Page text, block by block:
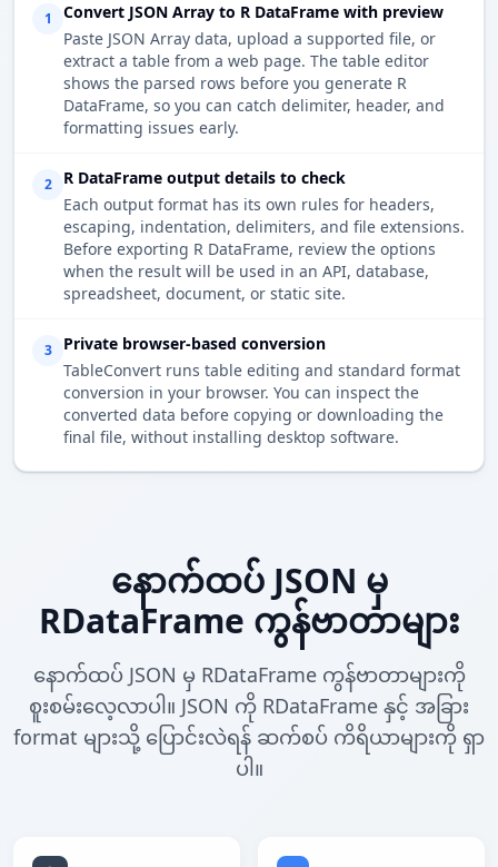
1
Convert JSON Array to R DataFrame with preview
Paste JSON Array data, upload a supported file, or
extract a table from a web page. The table editor
shows the parsed rows before you generate R
DataFrame, so you can catch delimiter, header, and
formatting issues early.
2
R DataFrame output details to check
Each output format has its own rules for headers,
escaping, indentation, delimiters, and file extensions.
Before exporting R DataFrame, review the options
when the result will be used in an API, database,
spreadsheet, document, or static site.
3
Private browser-based conversion
TableConvert runs table editing and standard format
conversion in your browser. You can inspect the
converted data before copying or downloading the
final file, without installing desktop software.
နောက်ထပ် JSON မှ
RDataFrame ကွန်ဗာတာများ
နောက်ထပ် JSON မှ RDataFrame ကွန်ဗာတာများကို
စူးစမ်းလေ့လာပါ။ JSON ကို RDataFrame နှင့် အခြား
format များသို့ ပြောင်းလဲရန် ဆက်စပ် ကိရိယာများကို ရှာ
ပါ။